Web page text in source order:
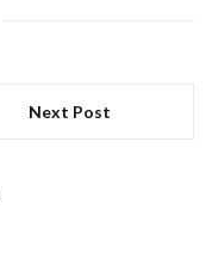
Next Post